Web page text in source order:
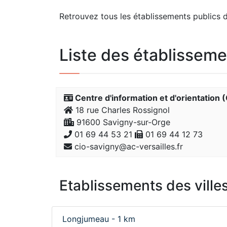
Retrouvez tous les établissements publics
Liste des
Centre d'information et d'orientation
18 rue Charles Rossignol
91600 Savigny-sur-Orge
01 69 44 53 21
01 69 44 12 73
cio-savigny@ac-versailles.fr
Etablissements des
Longjumeau - 1 km